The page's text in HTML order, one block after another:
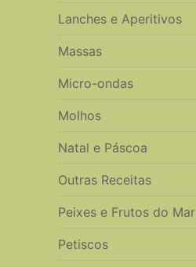
Lanches e Aperitivos
Massas
Micro-ondas
Molhos
Natal e Páscoa
Outras Receitas
Peixes e Frutos do Mar
Petiscos